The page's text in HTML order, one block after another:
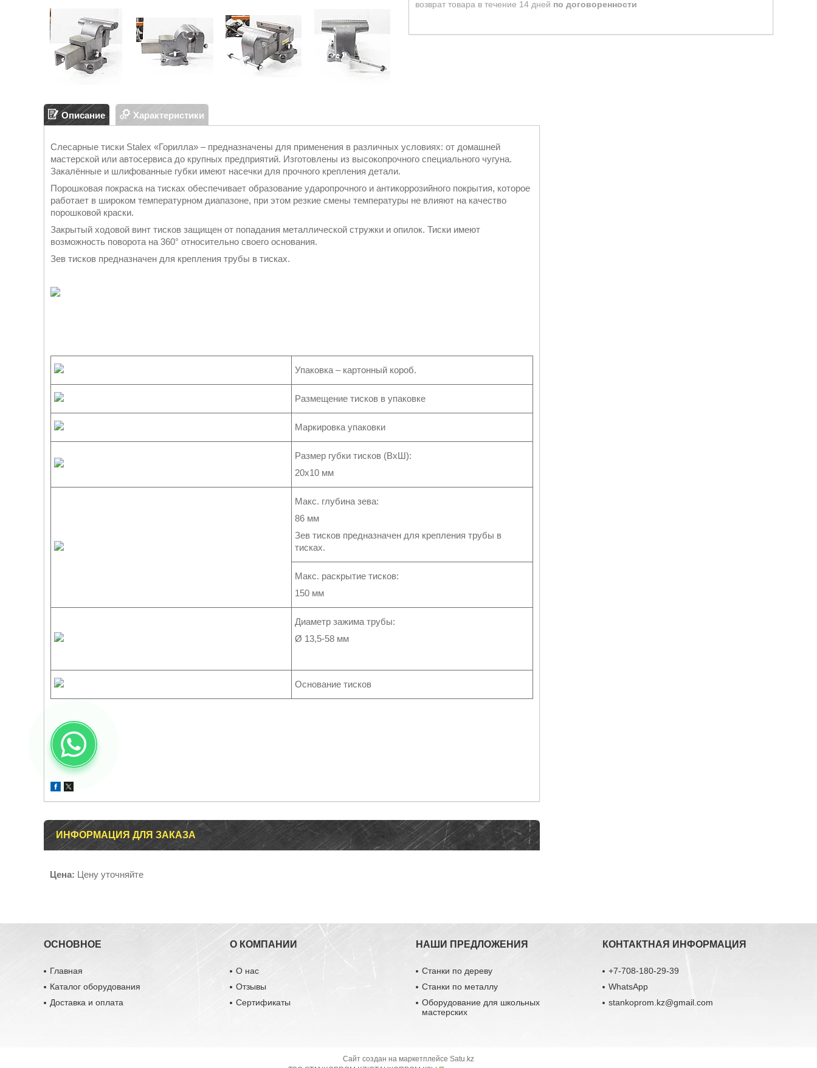
возврат товара в течение 14 дней по договоренности
Описание Характеристики
Слесарные тиски Stalex «Горилла» – предназначены для применения в различных условиях: от домашней
мастерской или автосервиса до крупных предприятий. Изготовлены из высокопрочного специального чугуна.
Закалённые и шлифованные губки имеют насечки для прочного крепления детали.
Порошковая покраска на тисках обеспечивает образование ударопрочного и антикоррозийного покрытия, которое
работает в широком температурном диапазоне, при этом резкие смены температуры не влияют на качество
порошковой краски.
Закрытый ходовой винт тисков защищен от попадания металлической стружки и опилок. Тиски имеют
возможность поворота на 360° относительно своего основания.
Зев тисков предназначен для крепления трубы в тисках.
Упаковка – картонный короб.
Размещение тисков в упаковке
Маркировка упаковки
Размер губки тисков (ВхШ):
20х10 мм
Макс. глубина зева:
86 мм
Зев тисков предназначен для крепления трубы в
тисках.
Макс. раскрытие тисков:
150 мм
Диаметр зажима трубы:
Ø 13,5-58 мм
Основание тисков
ИНФОРМАЦИЯ ДЛЯ ЗАКАЗА
Цена: Цену уточняйте
ОСНОВНОЕ
Главная
Каталог оборудования
Доставка и оплата
О КОМПАНИИ
О нас
Отзывы
Сертификаты
НАШИ ПРЕДЛОЖЕНИЯ
Станки по дереву
Станки по металлу
Оборудование для школьных
мастерских
КОНТАКТНАЯ ИНФОРМАЦИЯ
+7-708-180-29-39
WhatsApp
stankoprom.kz@gmail.com
Сайт создан на маркетплейсе Satu.kz